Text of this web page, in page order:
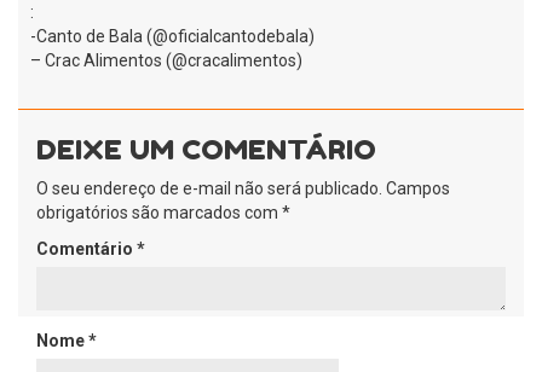
:
-Canto de Bala (@oficialcantodebala)
– Crac Alimentos (@cracalimentos)
DEIXE UM COMENTÁRIO
O seu endereço de e-mail não será publicado. Campos
obrigatórios são marcados com *
Comentário *
Nome*